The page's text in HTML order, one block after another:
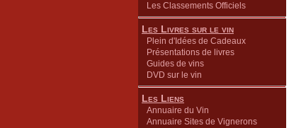
Les Classements Officiels
Les Livres sur le vin
Plein d'Idées de Cadeaux
Présentations de livres
Guides de vins
DVD sur le vin
Les Liens
Annuaire du Vin
Annuaire Sites de Vignerons